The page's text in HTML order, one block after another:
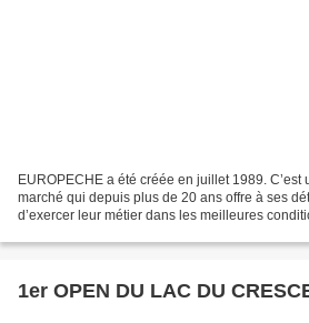
EUROPECHE a été créée en juillet 1989.
marché qui depuis plus de 20 ans offre à ses
d’exercer leur métier dans les meilleures
1er OPEN DU LAC DU